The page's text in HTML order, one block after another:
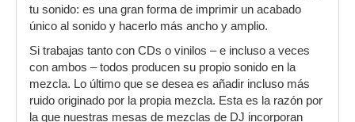
tu sonido: es una gran forma de imprimir un acabado
único al sonido y hacerlo más ancho y amplio.
Si trabajas tanto con CDs o vinilos – e incluso a veces
con ambos – todos producen su propio sonido en la
mezcla. Lo último que se desea es añadir incluso más
ruido originado por la propia mezcla. Esta es la razón por
la que nuestras mesas de mezclas de DJ incorporan